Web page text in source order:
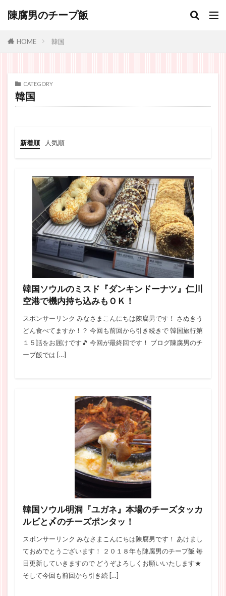
陳腐男のチープ飯
HOME 韓国
CATEGORY
韓国
新着順 人気順
韓国ソウルのミスド『ダンキンドーナツ』仁川
空港で機内持ち込みもＯＫ！
スポンサーリンク みなさまこんにちは陳腐男です！ さぬきう
どん食べてますか！？ 今回も前回から引き続きで 韓国旅行第
１５話をお届けです🎵 今回が最終回です！ ブログ陳腐男のチ
ープ飯では […]
韓国ソウル明洞『ユガネ』本場のチーズタッカ
ルビと〆のチーズポンタッ！
スポンサーリンク みなさまこんにちは陳腐男です！ あけまし
ておめでとうございます！ ２０１８年も陳腐男のチープ飯 毎
日更新していきますので どうぞよろしくお願いいたします★
そして今回も前回から引き続 […]